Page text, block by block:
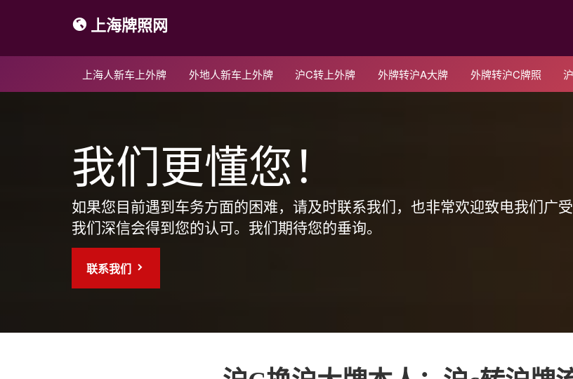
上海牌照网
上海人新车上外牌 外地人新车上外牌 沪C转上外牌 外牌转沪A大牌 外牌转沪C牌照
我们更懂您！
如果您目前遇到车务方面的困难，请及时联系我们，也非常欢迎致电我们广受
我们深信会得到您的认可。我们期待您的垂询。
联系我们